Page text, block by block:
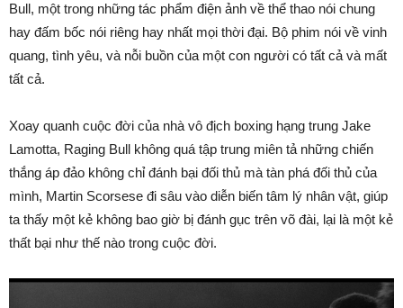
Bull, một trong những tác phẩm điện ảnh về thể thao nói chung
hay đấm bốc nói riêng hay nhất mọi thời đại. Bộ phim nói về vinh
quang, tình yêu, và nỗi buồn của một con người có tất cả và mất
tất cả.
Xoay quanh cuộc đời của nhà vô địch boxing hạng trung Jake
Lamotta, Raging Bull không quá tập trung miên tả những chiến
thắng áp đảo không chỉ đánh bại đối thủ mà tàn phá đối thủ của
mình, Martin Scorsese đi sâu vào diễn biến tâm lý nhân vật, giúp
ta thấy một kẻ không bao giờ bị đánh gục trên võ đài, lại là một kẻ
thất bại như thế nào trong cuộc đời.